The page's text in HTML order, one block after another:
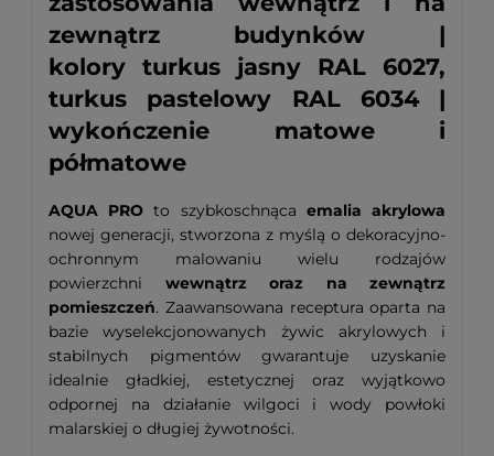
zewnątrz budynków |
kolory turkus jasny RAL 6027,
turkus pastelowy RAL 6034 |
wykończenie matowe i
półmatowe
AQUA PRO to szybkoschnąca emalia akrylowa
nowej generacji, stworzona z myślą o dekoracyjno-
ochronnym malowaniu wielu rodzajów
powierzchni wewnątrz oraz na zewnątrz
pomieszczeń. Zaawansowana receptura oparta na
bazie wyselekcjonowanych żywic akrylowych i
stabilnych pigmentów gwarantuje uzyskanie
idealnie gładkiej, estetycznej oraz wyjątkowo
odpornej na działanie wilgoci i wody powłoki
malarskiej o długiej żywotności.